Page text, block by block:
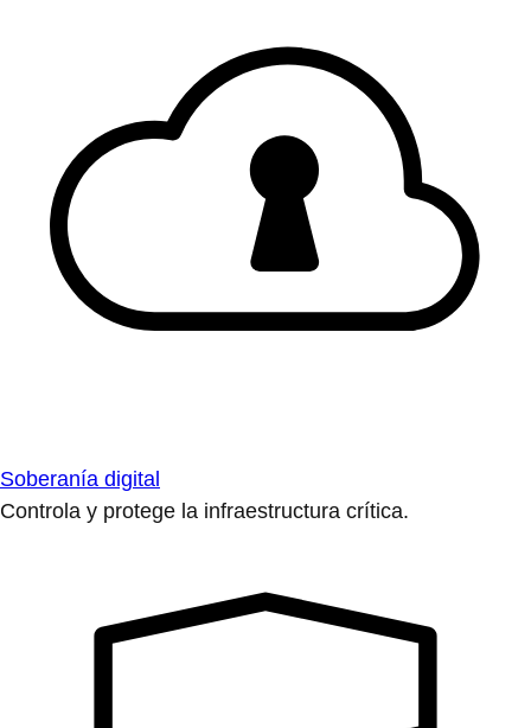
Soberanía digital
Controla y protege la infraestructura crítica.